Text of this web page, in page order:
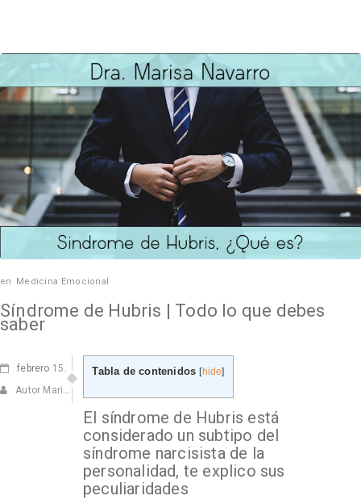
en Medicina Emocional
Síndrome de Hubris | Todo lo que debes
saber
febrero 15, 2023
Autor Marisa Navarro
Tabla de contenidos [hide]
El síndrome de Hubris está
considerado un subtipo del
síndrome narcisista de la
personalidad, te explico sus
peculiaridades